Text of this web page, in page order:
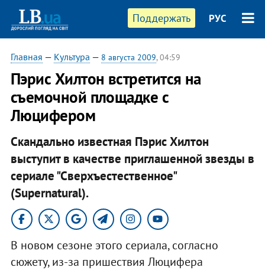
Поддержать РУС
Главная — Культура — 8 августа 2009, 04:59
Пэрис Хилтон встретится на
съемочной площадке с
Люцифером
Скандально известная Пэрис Хилтон
выступит в качестве приглашенной звезды в
сериале "Сверхъестественное"
(Supernatural).
В новом сезоне этого сериала, согласно
сюжету, из-за пришествия Люцифера